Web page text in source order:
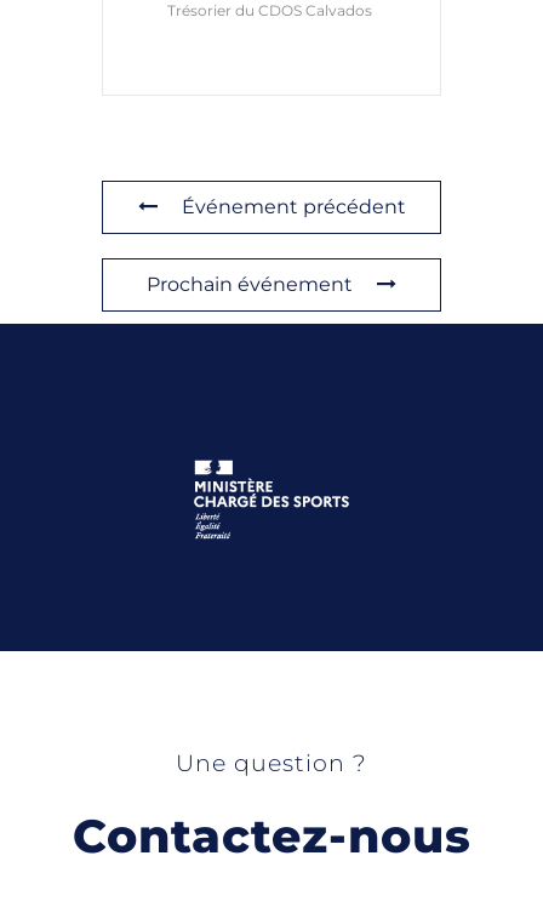
Trésorier du CDOS Calvados
Événement précédent
Prochain événement
Une question ?
Contactez-nous